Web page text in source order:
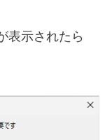
表示されたら